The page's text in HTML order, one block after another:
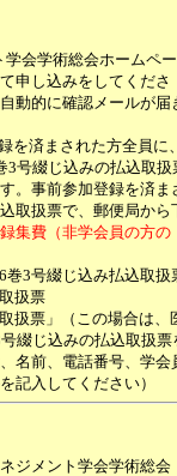
会学術総会ホームペー
申し込みをしてくださ
動的に確認メールが届
を済まされた方全員に、
3号綴じ込みの払込取扱
。事前参加登録を済ま
取扱票で、郵便局から
集費（非学会員の方の
巻3号綴じ込み払込取扱
扱票
扱票」（この場合は、
綴じ込みの払込取扱票
名前、電話番号、学会
記入してください）
ジメント学会学術総会